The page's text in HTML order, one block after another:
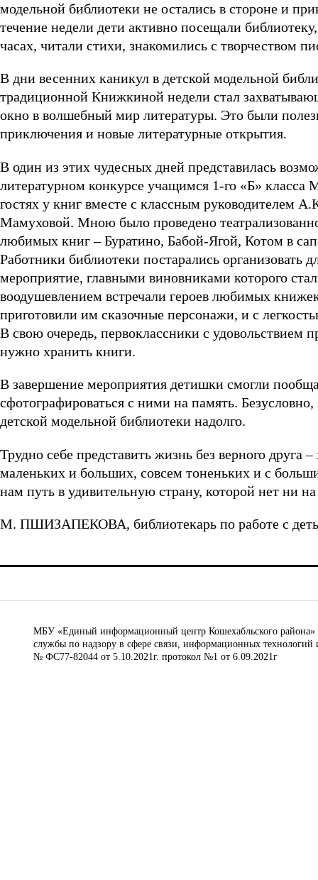
модельной библиотеки не остались в стороне и
течение недели дети активно посещали
часах, читали стихи, знакомились с творчеством
В дни весенних каникул в детской модельной
традиционной Книжкиной недели стал
окно в волшебный мир литературы. Это были
приключения и новые литературные открытия.
В один из этих чудесных дней представилась
литературном конкурсе учащимся 1-го «Б»
гостях у книг вместе с классным руководителем
Мамуховой. Мною было проведено
любимых книг – Буратино, Бабой-Ягой, Котом в
Работники библиотеки постарались организовать
мероприятие, главными виновниками которого
воодушевлением встречали героев любимых
приготовили им сказочные персонажи, и с
В свою очередь, первоклассники с удовольствием
нужно хранить книги.
В завершение мероприятия детишки смогли
сфотографироваться с ними на память.
детской модельной библиотеки надолго.
Трудно себе представить жизнь без верного
маленьких и больших, совсем тоненьких и с
нам путь в удивительную страну, которой нет ни
М. ПШИЗАПЕКОВА, библиотекарь по работе с
МБУ «Единый информационный центр Кошехабльского района»
службы по надзору в сфере связи, информационных
№ ФС77-82044 от 5.10.2021г. протокол №1 от 6.09.2021г